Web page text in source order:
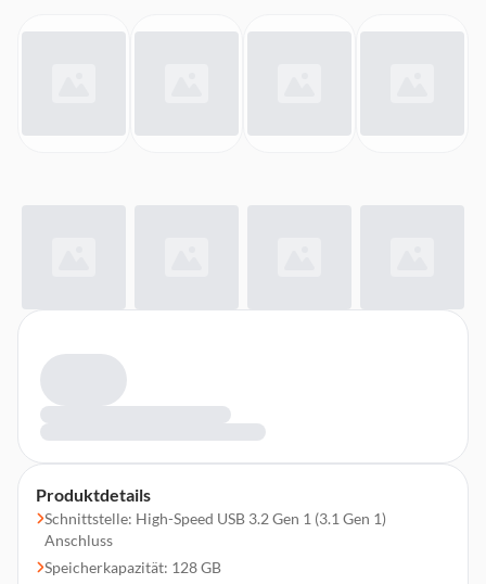
Produktdetails
Schnittstelle: High-Speed USB 3.2 Gen 1 (3.1 Gen 1)
Anschluss
Speicherkapazität: 128 GB